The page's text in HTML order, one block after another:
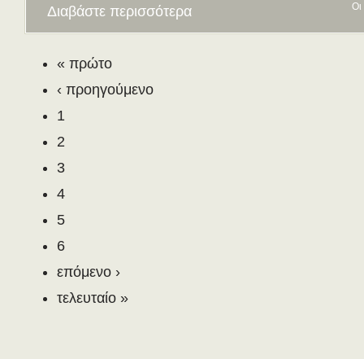
Οι
Διαβάστε περισσότερα
« πρώτο
‹ προηγούμενο
1
2
3
4
5
6
επόμενο ›
τελευταίο »